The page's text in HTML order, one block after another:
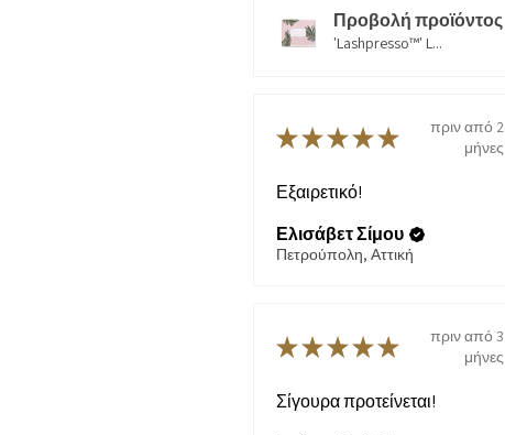
Προβολή προϊόντος
'Lashpresso™' L...
★★★★★
πριν από 2
μήνες
Εξαιρετικό!
Ελισάβετ Σίμου
Πετρούπολη, Αττική
★★★★★
πριν από 3
μήνες
Σίγουρα προτείνεται!